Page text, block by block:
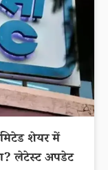
शेयर में
लेटेस्ट अपडेट